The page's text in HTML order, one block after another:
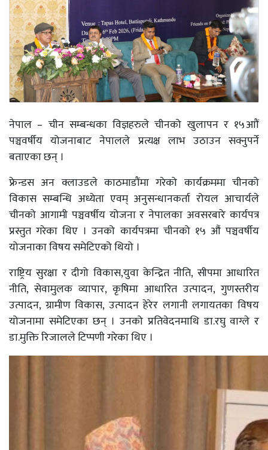
नेपाल – चीन सम्बन्धका विज्ञहरुले चीनको खुलापन र १५आौं
पञ्चवर्षीय योजनाबाट नेपालले प्रत्यक्ष लाभ उठाउन सक्नुपर्ने
बताएका छन् ।
फ्रेन्डस अन क्लाउडले काठमाडौंमा गरेको कार्यक्रममा चीनको
विकास सम्बन्धि अध्येता एवम् अनुसन्धानकर्ता रोयल आचार्यले
चीनको आगामी पञ्चवर्षीय योजना र नेपालका अवसरबारे कार्यपत्र
प्रस्तुत गरेका थिए । उनको कार्यपत्रमा चीनको १५ औं पञ्चवर्षीय
योजनाका विषय समेटिएको थियो ।
राष्ट्रिय सुरक्षा र दीग‍ो विकास,युवा केन्द्रित नीति, सीपमा आधारित
नीति, सेवामुलक व्यापार, कृषिमा आधारित उत्पादन, गुणस्तरीय
उत्पादन, ग्रामीण विकास, उत्पादन हेरेर लगानी लगायतका विषय
योजनामा समेटिएका छन् । उनको प्रतिवेदनमाथि डा.रघु वाग्ले र
डा.मुक्ति रिजालले टिप्पणी गरेका थिए ।